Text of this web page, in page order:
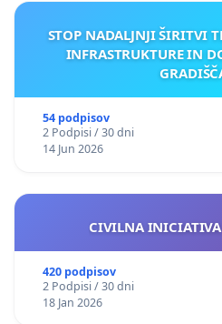
STOP NADALJNJI ŠIRITVI
INFRASTRUKTURE IN
54 podpisov
2 Podpisi / 30 dni
14 Jun 2026
CIVILNA INICIATIVA
420 podpisov
2 Podpisi / 30 dni
18 Jan 2026